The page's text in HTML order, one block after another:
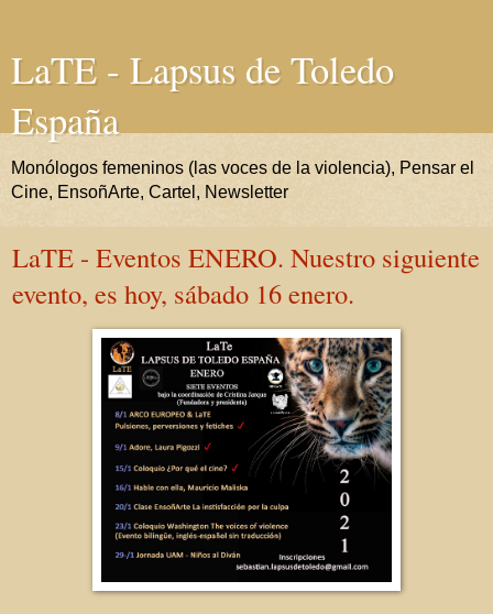
LaTE - Lapsus de Toledo
España
Monólogos femeninos (las voces de la violencia), Pensar el
Cine, EnsoñArte, Cartel, Newsletter
LaTE - Eventos ENERO. Nuestro siguiente
evento, es hoy, sábado 16 enero.